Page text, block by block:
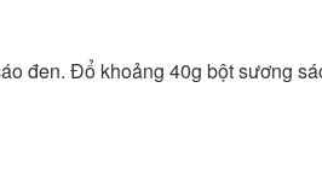
đen. Đổ khoảng 40g bột sương